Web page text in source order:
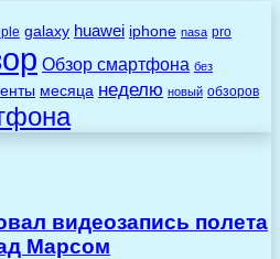
galaxy huawei iphone nasa pro
Обзор смартфона без
месяца неделю новый обзоров
видеозапись полета
Марсом